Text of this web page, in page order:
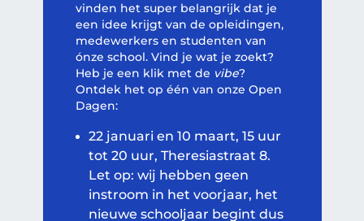
vinden het super belangrijk dat je
een idee krijgt van de opleidingen,
medewerkers en studenten van
ónze school. Vind je wat je zoekt?
Heb je een klik met de vibe?
Ontdek het op één van onze Open
Dagen:
22 januari en 10 maart, 15 uur
tot 20 uur, Theresiastraat 8.
Let op: wij hebben geen
instroom in het voorjaar, het
nieuwe schooljaar begint dus